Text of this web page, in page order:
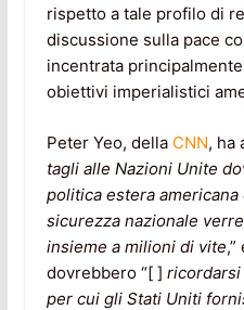
rispetto a tale profilo di
discussione sulla pace
incentrata
obiettivi imperialistici
Peter Yeo, della CNN, ha
tagli alle Nazioni Unite
politica estera
sicurezza nazionale
insieme a milioni di vite
dovrebbero “[ ]
per cui gli Stati Uniti